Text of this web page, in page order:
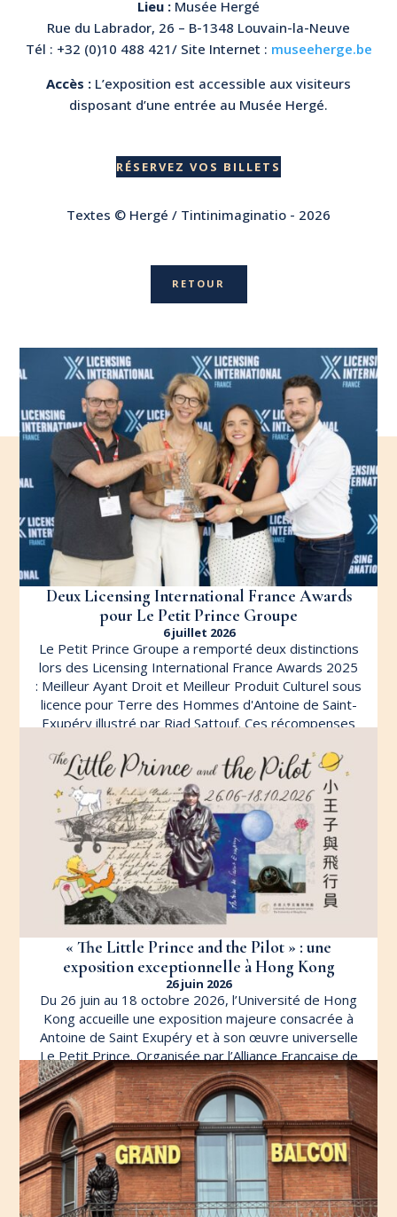
Lieu : Musée Hergé
Rue du Labrador, 26 – B-1348 Louvain-la-Neuve
Tél : +32 (0)10 488 421/ Site Internet : museeherge.be
Accès : L’exposition est accessible aux visiteurs
disposant d’une entrée au Musée Hergé.
RÉSERVEZ VOS BILLETS
Textes © Hergé / Tintinimaginatio - 2026
RETOUR
Deux Licensing International France Awards
pour Le Petit Prince Groupe
6 juillet 2026
Le Petit Prince Groupe a remporté deux distinctions
lors des Licensing International France Awards 2025
: Meilleur Ayant Droit et Meilleur Produit Culturel sous
licence pour Terre des Hommes d'Antoine de Saint-
Exupéry illustré par Riad Sattouf. Ces récompenses
d'Antoine de Saint-Exupéry à travers […]
LIRE L'ARTICLE
« The Little Prince and the Pilot » : une
exposition exceptionnelle à Hong Kong
26 juin 2026
Du 26 juin au 18 octobre 2026, l’Université de Hong
Kong accueille une exposition majeure consacrée à
Antoine de Saint Exupéry et à son œuvre universelle
Le Petit Prince. Organisée par l’Alliance Française de
Hong Kong en partenariat avec le University Museum
and Art Gallery […]
LIRE L'ARTICLE